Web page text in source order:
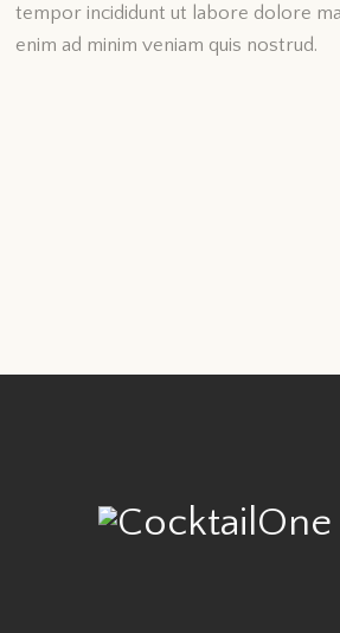
tempor incididunt ut labore dolore
enim ad minim veniam quis nostrud.